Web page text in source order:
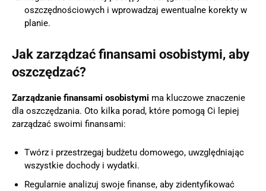
oszczędnościowych i wprowadzaj ewentualne korekty w
planie.
Jak zarządzać finansami osobistymi, aby
oszczędzać?
Zarządzanie finansami osobistymi ma kluczowe znaczenie
dla oszczędzania. Oto kilka porad, które pomogą Ci lepiej
zarządzać swoimi finansami:
Twórz i przestrzegaj budżetu domowego, uwzględniając
wszystkie dochody i wydatki.
Regularnie analizuj swoje finanse, aby zidentyfikować